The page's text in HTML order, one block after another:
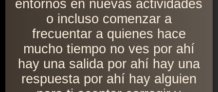
entornos en nuevas actividades
o incluso comenzar a
frecuentar a quienes hace
mucho tiempo no ves por ahí
hay una salida por ahí hay una
respuesta por ahí hay alguien